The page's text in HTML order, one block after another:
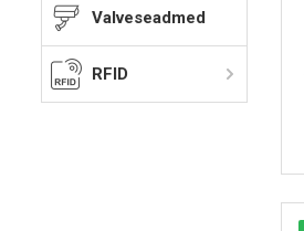
Valveseadmed
RFID